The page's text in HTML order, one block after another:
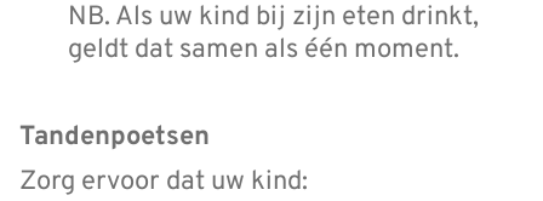
NB. Als uw kind bij zijn eten drinkt,
geldt dat samen als één moment.
Tandenpoetsen
Zorg ervoor dat uw kind: